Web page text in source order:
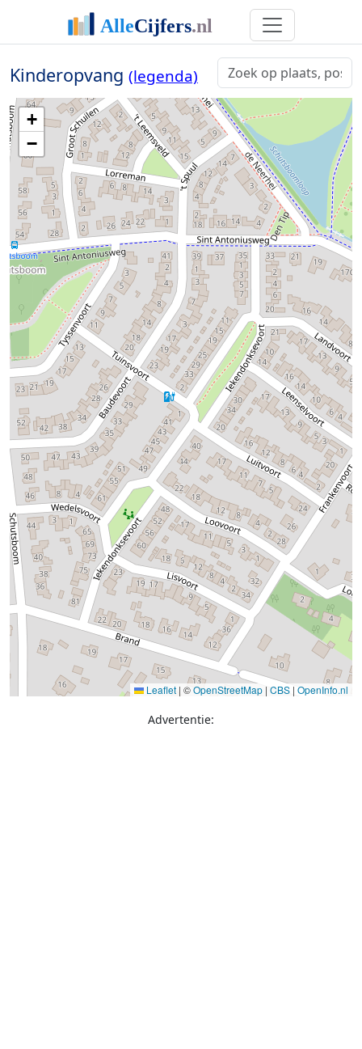
Kinderopvang (legenda)
+
−
Leaflet | ©OpenStreetMap | CBS | OpenInfo.nl
Advertentie: